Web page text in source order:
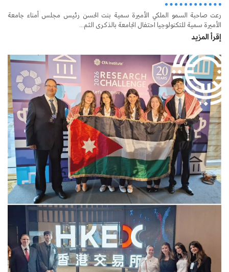
رعت صاحبة السمو الملكي الأميرة سمية بنت الحسن رئيس مجلس أمناء جامعة
الأميرة سمية للتكنولوجيا احتفال الجامعة بالذكرى الثم...
إقرأ المزيد